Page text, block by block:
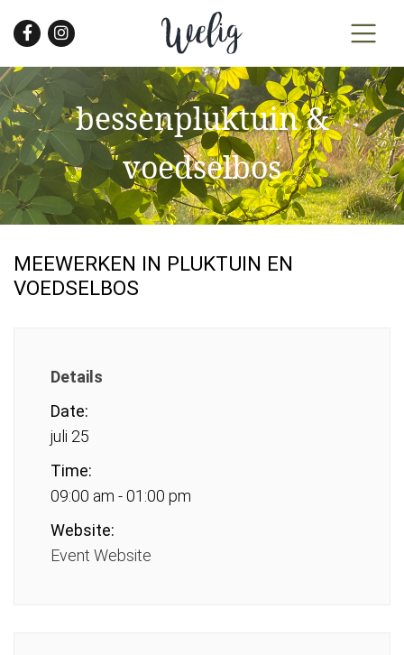
content
bessenpluktuin &
voedselbos
MEEWERKEN IN PLUKTUIN EN
VOEDSELBOS
Details
Date:
juli 25
Time:
09:00 am - 01:00 pm
Website:
Event Website